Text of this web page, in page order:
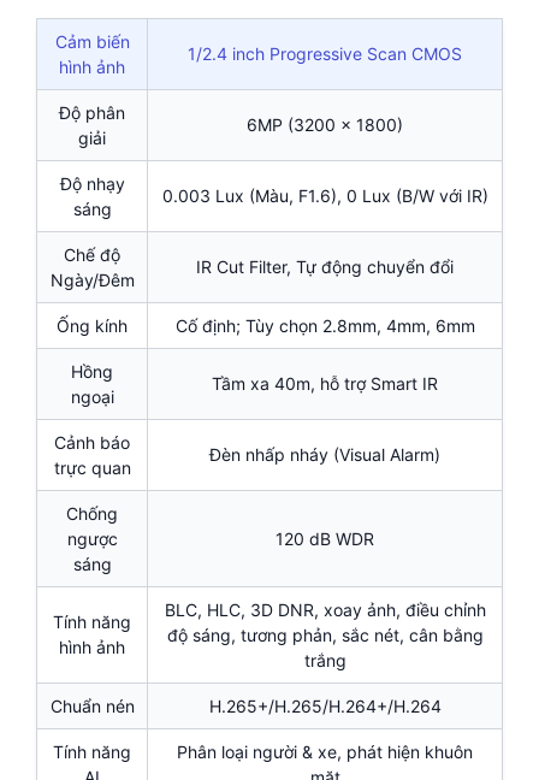
Cảm biến
hình ảnh
1/2.4 inch Progressive Scan CMOS
Độ phân
giải
6MP (3200 × 1800)
Độ nhạy
sáng
0.003 Lux (Màu, F1.6), 0 Lux (B/W với IR)
Chế độ
Ngày/Đêm
IR Cut Filter, Tự động chuyển đổi
Ống kính Cố định; Tùy chọn 2.8mm, 4mm, 6mm
Hồng
ngoại
Tầm xa 40m, hỗ trợ Smart IR
Cảnh báo
trực quan
Đèn nhấp nháy (Visual Alarm)
Chống
ngược
sáng
120 dB WDR
Tính năng
hình ảnh
BLC, HLC, 3D DNR, xoay ảnh, điều chỉnh
độ sáng, tương phản, sắc nét, cân bằng
trắng
Chuẩn nén H.265+/H.265/H.264+/H.264
Tính năng
Phân loại người & xe, phát hiện khuôn